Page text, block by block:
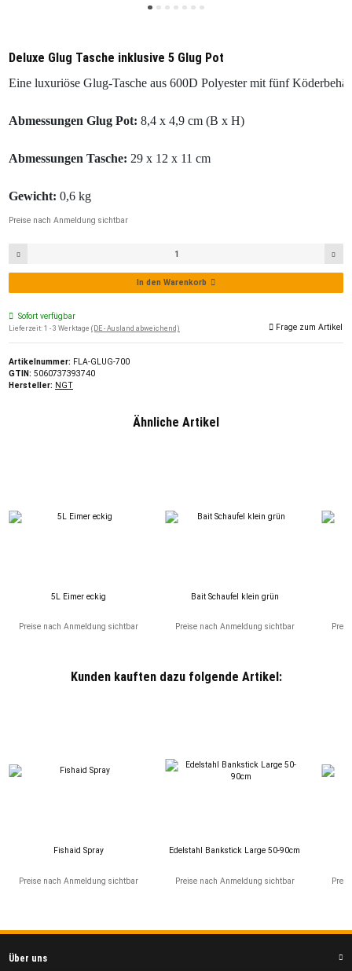
Deluxe Glug Tasche inklusive 5 Glug Pot
Eine luxuriöse Glug-Tasche aus 600D Polyester mit fünf
Abmessungen Glug Pot: 8,4 x 4,9 cm (B x H)
Abmessungen Tasche: 29 x 12 x 11 cm
Gewicht: 0,6 kg
Preise nach Anmeldung sichtbar
In den Warenkorb
Sofort verfügbar
Lieferzeit: 1 - 3 Werktage (DE - Ausland abweichend) Frage zum Artikel
Artikelnummer: FLA-GLUG-700
GTIN: 5060737393740
Hersteller: NGT
Ähnliche Artikel
5L Eimer eckig
Preise nach Anmeldung sichtbar
Bait Schaufel klein grün
Preise nach Anmeldung sichtbar
Kunden kauften dazu folgende Artikel:
Fishaid Spray
Preise nach Anmeldung sichtbar
Edelstahl Bankstick Large 50-90cm
Preise nach Anmeldung sichtbar
Über uns